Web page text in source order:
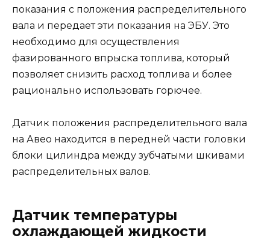
показания с положения распределительного
вала и передает эти показания на ЭБУ. Это
необходимо для осуществления
фазированного впрыска топлива, который
позволяет снизить расход топлива и более
рационально использовать горючее.
Датчик положения распределительного вала
на Авео находится в передней части головки
блоки цилиндра между зубчатыми шкивами
распределительных валов.
Датчик температуры
охлаждающей жидкости